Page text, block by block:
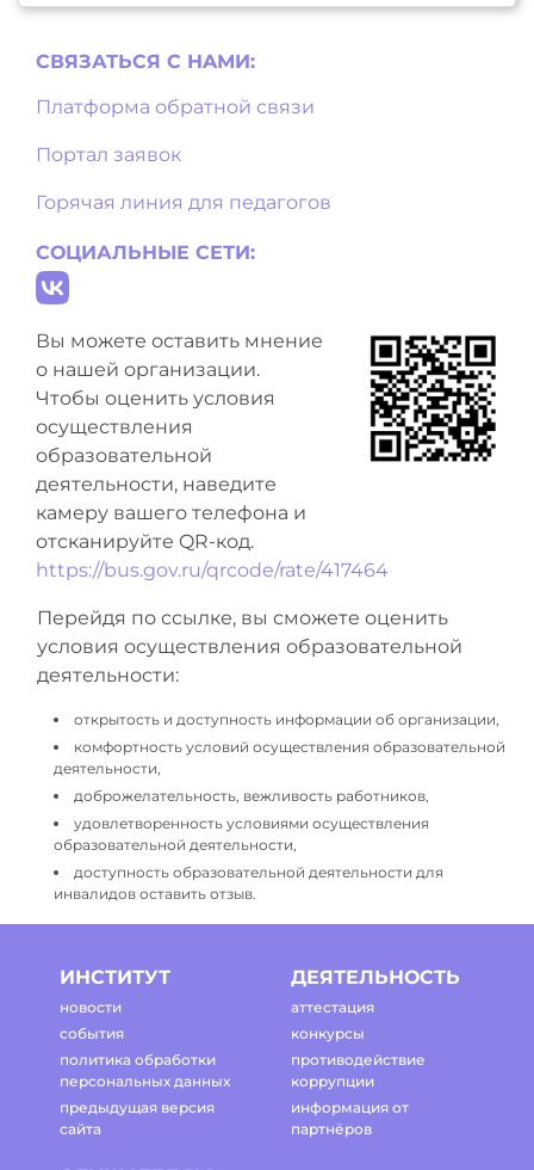
СВЯЗАТЬСЯ С НAМИ:
Платформа обратной связи
Портал заявок
Горячая линия для педагогов
СОЦИАЛЬНЫЕ СЕТИ:
Вы можете оставить мнение
о нашей организации.
Чтобы оценить условия
осуществления
образовательной
деятельности, наведите
камеру вашего телефона и
отсканируйте QR-код.
https://bus.gov.ru/qrcode/rate/417464
Перейдя по ссылке, вы сможете оценить
условия осуществления образовательной
деятельности:
открытость и доступность информации об организации,
комфортность условий осуществления образовательной
деятельности,
доброжелательность, вежливость работников,
удовлетворенность условиями осуществления
образовательной деятельности,
доступность образовательной деятельности для
инвалидов оставить отзыв.
ИНСТИТУТ
новости
события
политика обработки
персональных данных
предыдущая версия
сайта
ДЕЯТЕЛЬНОСТЬ
аттестация
конкурсы
противодействие
коррупции
информация от
партнёров